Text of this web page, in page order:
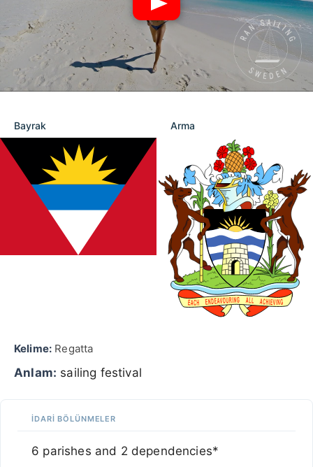
Bayrak Arma
Kelime: Regatta
Anlam: sailing festival
İDARI BÖLÜNMELER
6 parishes and 2 dependencies*